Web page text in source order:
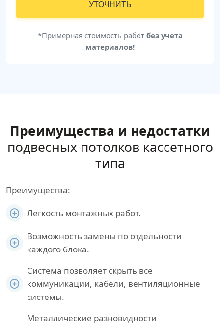
УТОЧНИТЬ
*Примерная стоимость работ без учета
материалов!
Преимущества и недостатки
подвесных потолков кассетного
типа
Преимущества:
Легкость монтажных работ.
Возможность замены по отдельности
каждого блока.
Система позволяет скрыть все
коммуникации, кабели, вентиляционные
системы.
Металлические разновидности